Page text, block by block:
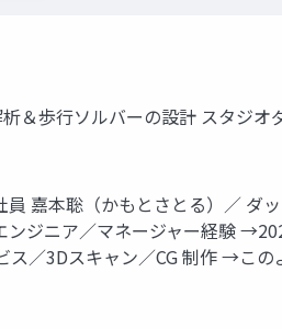
＆歩行ソルバーの設計 スタジオ
嘉本聡（かもとさとる）／ ダ
ジニア／マネージャー経験
／3Dスキャン／CG 制作 →こ